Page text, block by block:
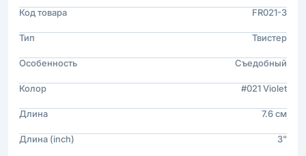
Код товара FR021-3
Тип Твистер
Особенность Съедобный
Колор #021 Violet
Длина 7.6 см
Длина (inch) 3"